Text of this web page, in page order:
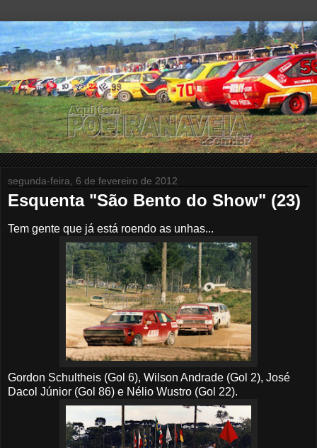
segunda-feira, 6 de fevereiro de 2012
Esquenta "São Bento do Show" (23)
Tem gente que já está roendo as unhas...
Gordon Schultheis (Gol 6), Wilson Andrade (Gol 2), José
Dacol Júnior (Gol 86) e Nélio Wustro (Gol 22).